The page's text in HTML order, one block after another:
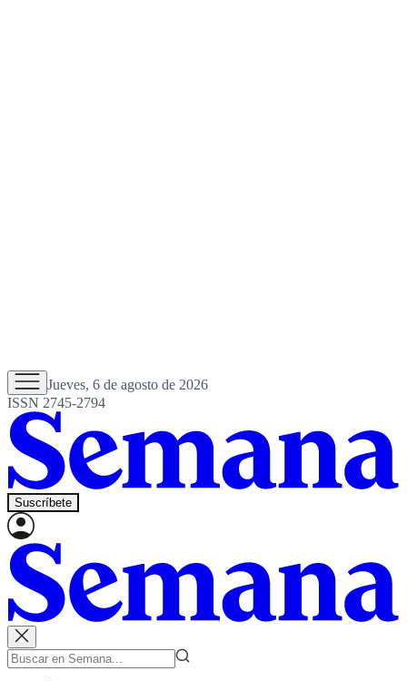
Jueves, 6 de agosto de 2026
ISSN 2745-2794
Suscríbete